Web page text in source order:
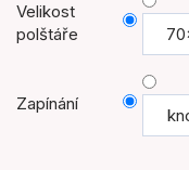
Velikost
polštáře
Zapínání